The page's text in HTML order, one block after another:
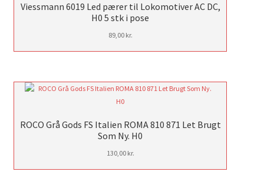
Viessmann 6019 Led pærer til Lokomotiver AC DC,
H0 5 stk i pose
89,00 kr.
ROCO Grå Gods FS Italien ROMA 810 871 Let Brugt
Som Ny. H0
130,00 kr.